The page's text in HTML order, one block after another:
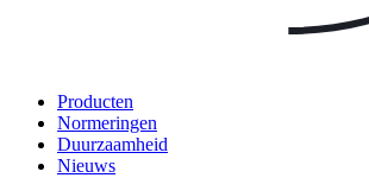
Producten
Normeringen
Duurzaamheid
Nieuws